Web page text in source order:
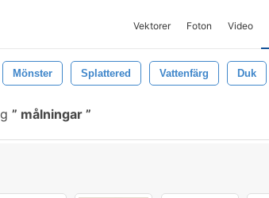
Vektorer Foton Video
Mönster Splattered Vattenfärg Duk
målningar